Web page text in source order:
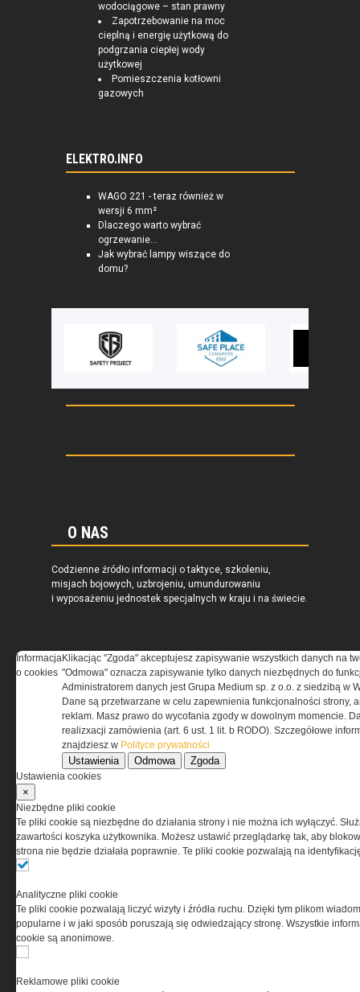
wodociągowe – stan prawny
Zapotrzebowanie na moc
cieplną i energię użytkową do
podgrzania ciepłej wody
użytkowej
Pomieszczenia kotłowni
gazowych
ELEKTRO.INFO
WAGO 221 - teraz również w
wersji 6 mm²
Dlaczego warto wybrać
ogrzewanie...
Jak wybrać lampy wiszące do
domu?
O NAS
Codzienne źródło informacji o taktyce, szkoleniu,
misjach bojowych, uzbrojeniu, umundurowaniu
i wyposażeniu jednostek specjalnych w kraju i na świecie.
REGULAMIN
Regulamin określa zasady korzystania z portalu
www.special-ops.pl
Korzystanie z portalu jest równoznaczne
przez Grupa MEDIUM Spółka z ograniczoną
odpowiedzialnością Spółka komandytowa, nr KRS:
0000537655, NIP 1132860378, REGON 146393437
(zwana dalej Grupa MEDIUM) w postaci Regulaminu.
Informacja
o cookies
Klikacjąc "Zgoda" akceptujesz zapisywanie wszystkich danych na
"Odmowa" oznacza zapisywanie tylko danych niezbędnych do
Administratorem danych jest Grupa Medium sp. z o.o. z siedzibą w
Dane są przetwarzane w celu zapewnienia funkcjonalności strony,
reklam. Masz prawo do wycofania zgody w dowolnym momencie.
realizxacji zamówienia (art. 6 ust. 1 lit. b RODO). Szczegółowe
znajdziesz w Polityce prywatności
Ustawienia Odmowa Zgoda
Ustawienia cookies
×
Niezbędne pliki cookie
Te pliki cookie są niezbędne do działania strony i nie można ich wyłączyć.
zawartości koszyka użytkownika. Możesz ustawić przeglądarkę tak, aby
strona nie będzie działała poprawnie. Te pliki cookie pozwalają na
Analityczne pliki cookie
Te pliki cookie pozwalają liczyć wizyty i źródła ruchu. Dzięki tym plikom
popularne i w jaki sposób poruszają się odwiedzający stronę. Wszystkie
cookie są anonimowe.
Reklamowe pliki cookie